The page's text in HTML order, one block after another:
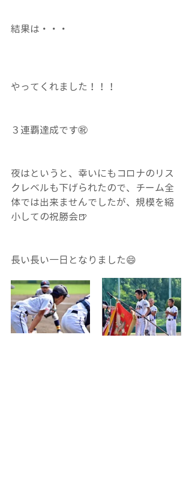
結果は・・・
やってくれました！！！
３連覇達成です㊗
夜はというと、幸いにもコロナのリス
クレベルも下げられたので、チーム全
体では出来ませんでしたが、規模を縮
小しての祝勝会🍺
長い長い一日となりました😄